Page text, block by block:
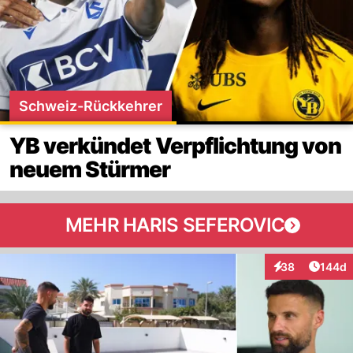
Schweiz-Rückkehrer
YB verkündet Verpflichtung von
neuem Stürmer
MEHR HARIS SEFEROVIC
38
Interaktionen
144d